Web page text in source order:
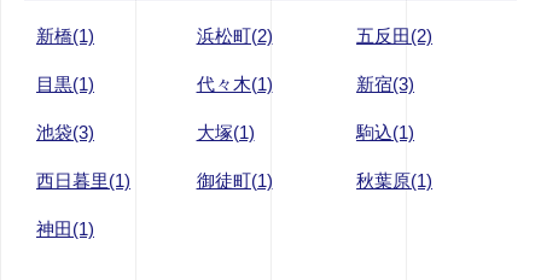
新橋(1) 浜松町(2) 五反田(2)
目黒(1) 代々木(1) 新宿(3)
池袋(3) 大塚(1) 駒込(1)
西日暮里(1) 御徒町(1) 秋葉原(1)
神田(1)